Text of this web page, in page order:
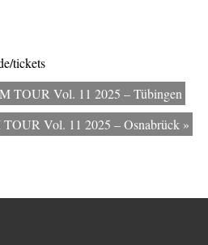
tickets
TOUR Vol. 11 2025 – Tübingen
Vol. 11 2025 – Osnabrück »